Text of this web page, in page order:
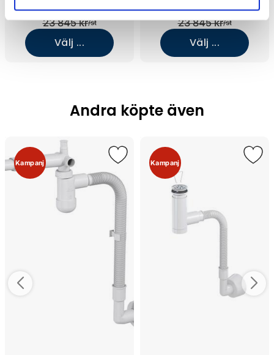
17 599 kr/st
23 845 kr/st
Välj ...
17 599 kr/st
23 845 kr/st
Välj ...
Andra köpte även
Kampanj Kampanj